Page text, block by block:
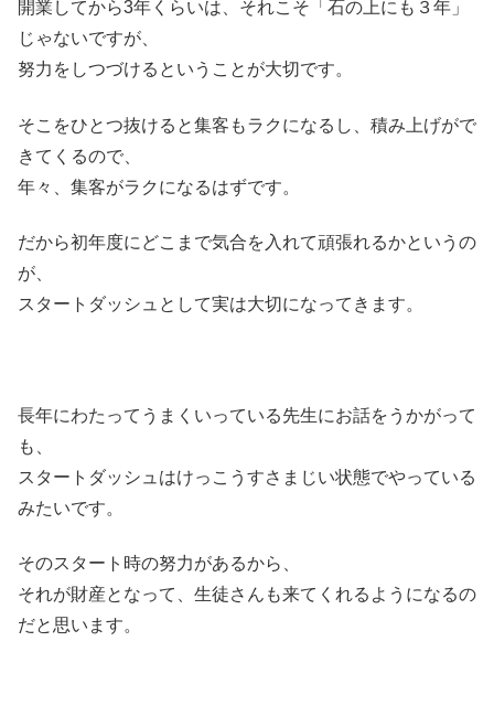
開業してから3年くらいは、それこそ「石の上にも３年」
じゃないですが、
努力をしつづけるということが大切です。
そこをひとつ抜けると集客もラクになるし、積み上げがで
きてくるので、
年々、集客がラクになるはずです。
だから初年度にどこまで気合を入れて頑張れるかというの
が、
スタートダッシュとして実は大切になってきます。
長年にわたってうまくいっている先生にお話をうかがって
も、
スタートダッシュはけっこうすさまじい状態でやっている
みたいです。
そのスタート時の努力があるから、
それが財産となって、生徒さんも来てくれるようになるの
だと思います。